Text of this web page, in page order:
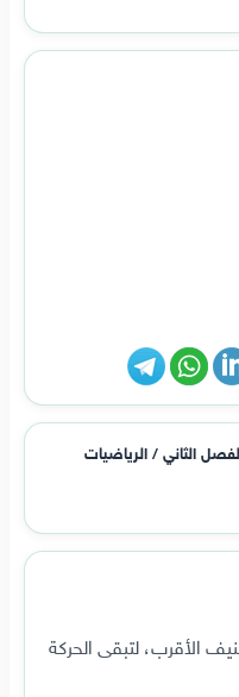
الثاني / الرياضيات
الأقرب، لتبقى الحركة